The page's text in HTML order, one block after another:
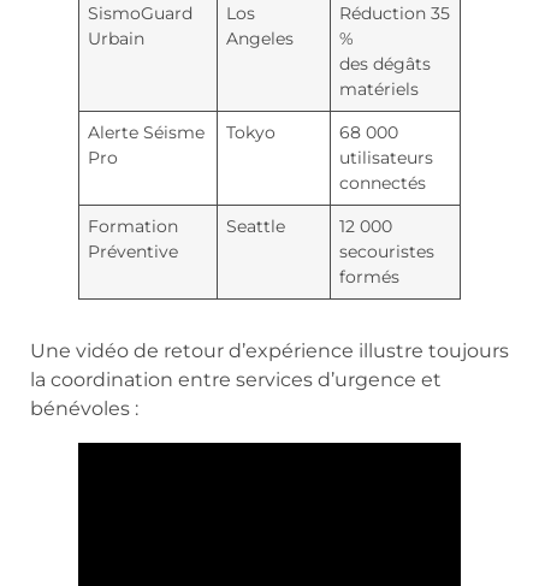
SismoGuard
Urbain
Los
Angeles
Réduction 35
%
des dégâts
matériels
Alerte Séisme
Pro
Tokyo
68 000
utilisateurs
connectés
Formation
Préventive
Seattle
12 000
secouristes
formés
Une vidéo de retour d’expérience illustre toujours
la coordination entre services d’urgence et
bénévoles :